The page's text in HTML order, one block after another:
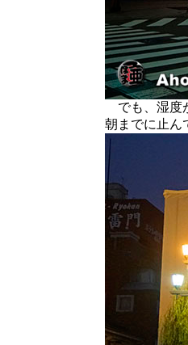
でも、湿度
朝までに止ん